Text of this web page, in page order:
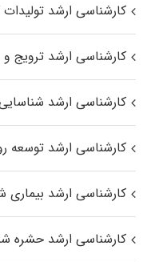
کارشناسی ارشد
کارشناسی ارشد ترویج
کارشناسی ارشد شناسایی
کارشناسی ارشد توسعه
کارشناسی ارشد
کارشناسی ارشد حشره‌